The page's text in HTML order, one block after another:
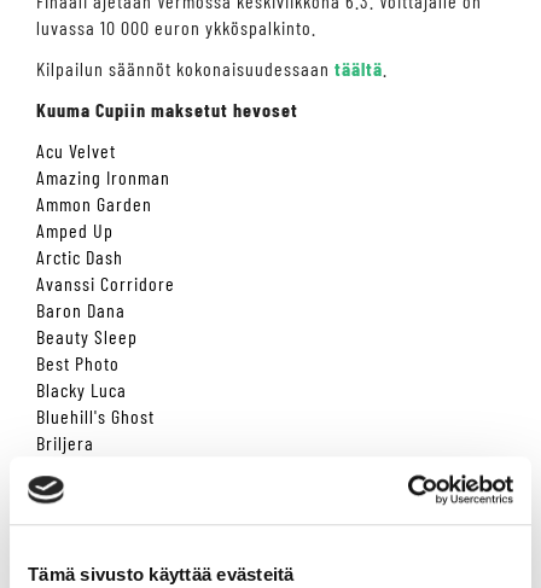
Tämä sivusto käyttää evästeitä
luvassa 10 000 euron ykköspalkinto.
Kilpailun säännöt kokonaisuudessaan täältä
Kuuma Cupiin maksetut hevoset
Acu Velvet
Amazing Ironman
Ammon Garden
Amped Up
Arctic Dash
Avanssi Corridore
Baron Dana
Beauty Sleep
Best Photo
Blacky Luca
Bluehill's Ghost
Briljera
Cereza Negro
Dassler Combo
Dolce Combo